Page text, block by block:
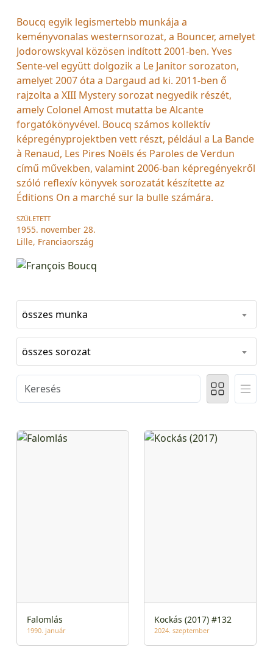
Boucq egyik legismertebb munkája a
keményvonalas westernsorozat, a Bouncer, amelyet
Jodorowskyval közösen indított 2001-ben. Yves
Sente-vel együtt dolgozik a Le Janitor sorozaton,
amelyet 2007 óta a Dargaud ad ki. 2011-ben ő
rajzolta a XIII Mystery sorozat negyedik részét,
amely Colonel Amost mutatta be Alcante
forgatókönyvével. Boucq számos kollektív
képregényprojektben vett részt, például a La Bande
à Renaud, Les Pires Noëls és Paroles de Verdun
című művekben, valamint 2006-ban képregényekről
szóló reflexív könyvek sorozatát készítette az
Éditions On a marché sur la bulle számára.
SZÜLETETT
1955. november 28.
Lille, Franciaország
összes munka
összes sorozat
Falomlás
1990. január
Kockás (2017) #132
2024. szeptember